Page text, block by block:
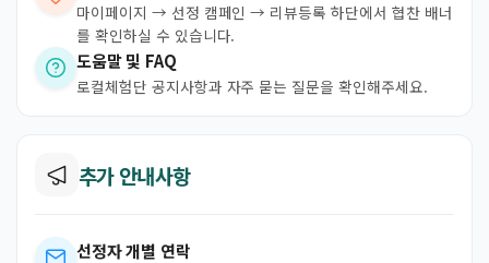
마이페이지 → 선정 캠페인 → 리뷰등록 하단에서 협찬 배너
를 확인하실 수 있습니다.
도움말 및 FAQ
로컬체험단 공지사항과 자주 묻는 질문을 확인해주세요.
추가 안내사항
선정자 개별 연락